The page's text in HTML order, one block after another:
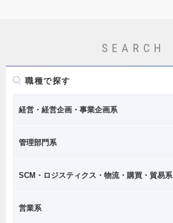
SEARCH
職種で探す
経営・経営企画・事業企画系
管理部門系
SCM・ロジスティクス・物流・購買・貿易系
営業系